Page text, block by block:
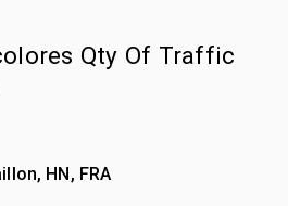
Qty Of Traffic
HN, FRA